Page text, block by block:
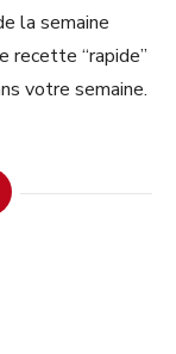
la semaine
recette “rapide”
votre semaine.